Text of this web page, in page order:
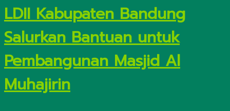
LDII Kabupaten Bandung
Salurkan Bantuan untuk
Pembangunan Masjid Al
Muhajirin